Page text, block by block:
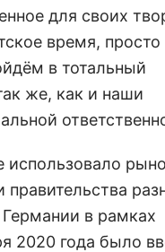
для своих
время, просто
в тотальный
же, как и наши
использовало
в рамках
2020 года было